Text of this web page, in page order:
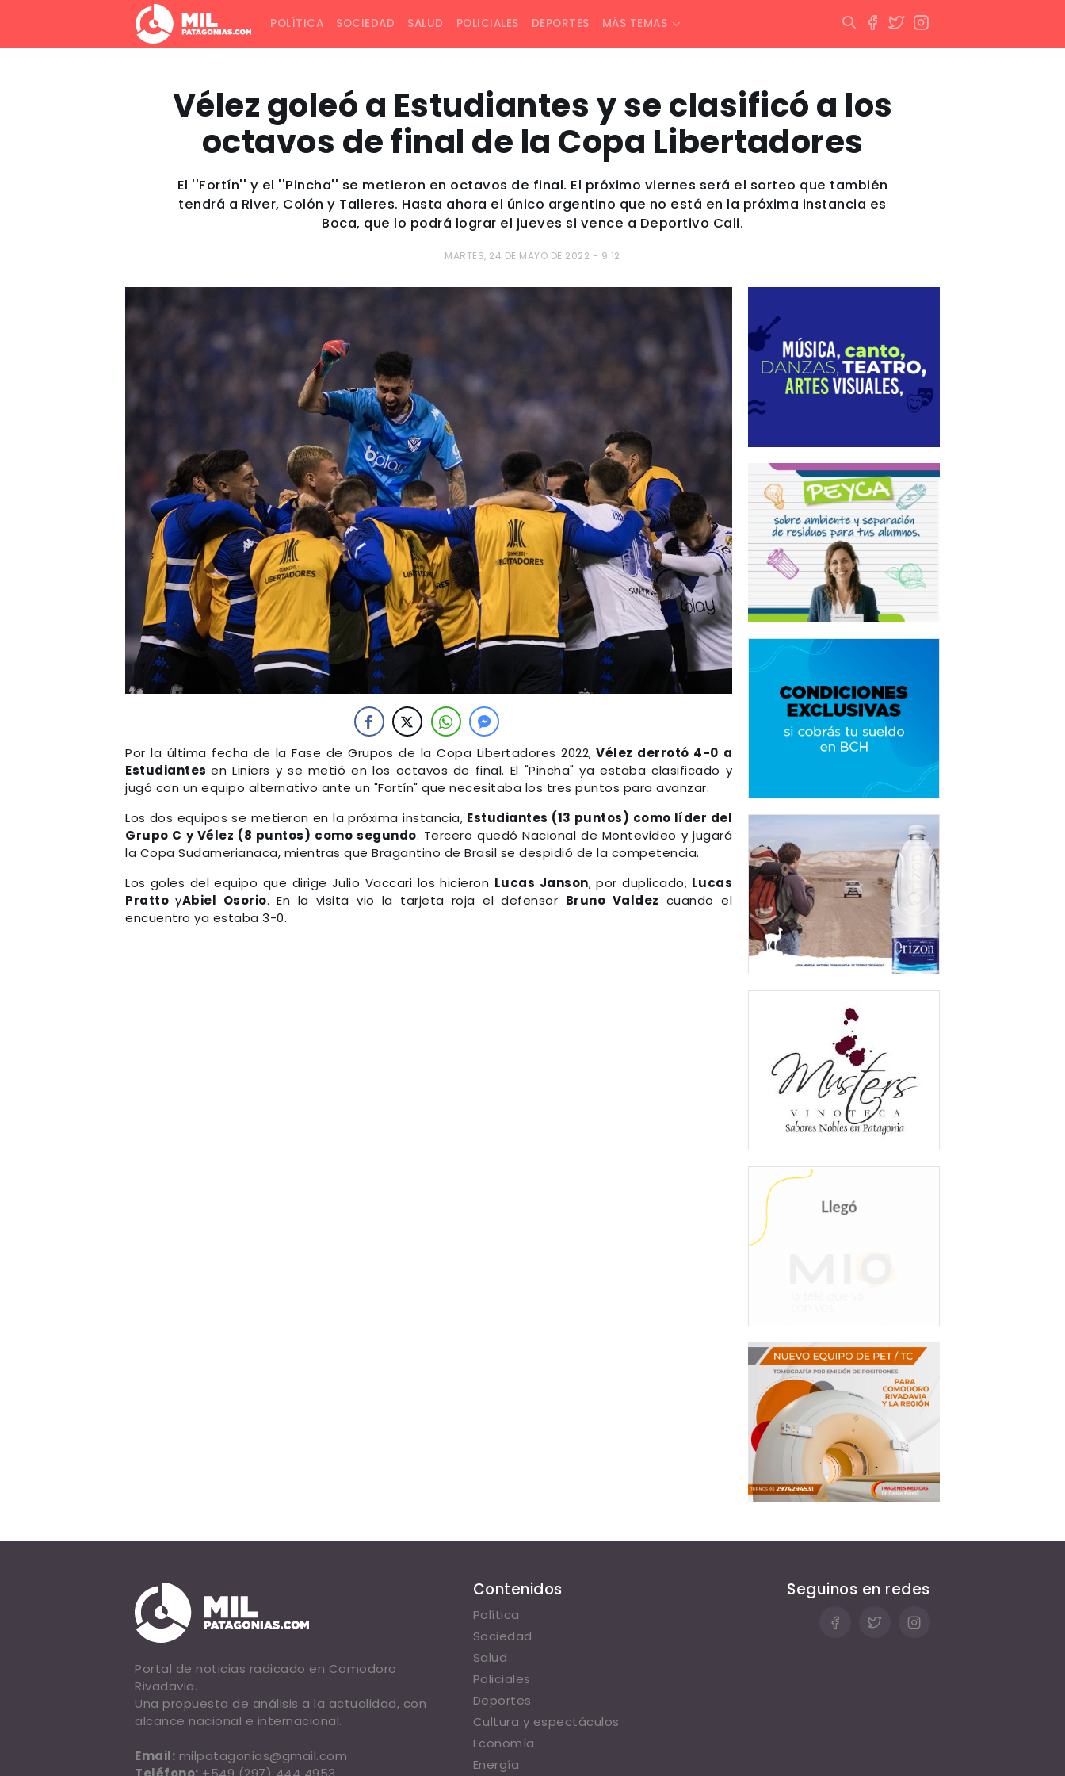
POLÍTICA SOCIEDAD SALUD POLICIALES DEPORTES MÁS TEMAS
Vélez goleó a Estudiantes y se clasificó a los
octavos de final de la Copa Libertadores
El ''Fortín'' y el ''Pincha'' se metieron en octavos de final. El próximo viernes será el sorteo que también
tendrá a River, Colón y Talleres. Hasta ahora el único argentino que no está en la próxima instancia es
Boca, que lo podrá lograr el jueves si vence a Deportivo Cali.
MARTES, 24 DE MAYO DE 2022 - 9:12
Por la última fecha de la Fase de Grupos de la Copa Libertadores 2022, Vélez derrotó 4-0 a
Estudiantesen Liniers y se metió en los octavos de final. El "Pincha" ya estaba clasificado y
jugó con un equipo alternativo ante un "Fortín" que necesitaba los tres puntos para avanzar.
Los dos equipos se metieron en la próxima instancia, Estudiantes (13 puntos) como líder del
Grupo C y Vélez (8 puntos) como segundo. Tercero quedó Nacional de Montevideo y jugará
la Copa Sudamerianaca, mientras que Bragantino de Brasil se despidió de la competencia.
Los goles del equipo que dirige Julio Vaccari los hicieron Lucas Janson, por duplicado, Lucas
PrattoyAbiel Osorio. En la visita vio la tarjeta roja el defensor Bruno Valdez cuando el
encuentro ya estaba 3-0.
Portal de noticias radicado en Comodoro
Rivadavia.
Una propuesta de análisis a la actualidad, con
alcance nacional e internacional.
Email: milpatagonias@gmail.com
Contenidos
Política
Sociedad
Salud
Policiales
Deportes
Cultura y espectáculos
Economía
Energía
Seguinos en redes